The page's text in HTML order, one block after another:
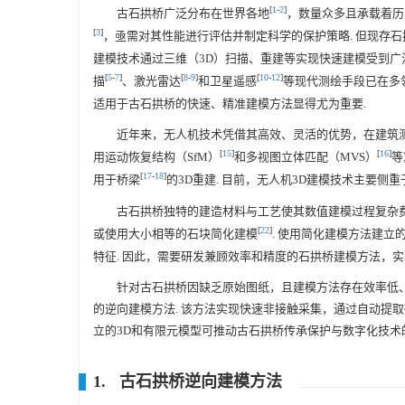
古石拱桥广泛分布在世界各地[1-2]，数量众多且承载着
[3]，亟需对其性能进行评估并制定科学的保护策略. 但现存
建模技术通过三维（3D）扫描、重建等实现快速建模受到
描[5-7]、激光雷达[8-9]和卫星遥感[10-12]等现代测绘手段已在多
适用于古石拱桥的快速、精准建模方法显得尤为重要.
近年来，无人机技术凭借其高效、灵活的优势，在建筑
用运动恢复结构（SfM）
[15]和多视图立体匹配（MVS） [16]
用于桥梁[17-18]的3D重建. 目前，无人机3D建模技术主要侧
古石拱桥独特的建造材料与工艺使其数值建模过程复
或使用大小相等的石块简化建模[22]. 使用简化建模方法建立
特征. 因此，需要研发兼顾效率和精度的石拱桥建模方法，
针对古石拱桥因缺乏原始图纸，且建模方法存在效率
的逆向建模方法. 该方法实现快速非接触采集，通过自动提
立的3D和有限元模型可推动古石拱桥传承保护与数字化技术
1. 古石拱桥逆向建模方法